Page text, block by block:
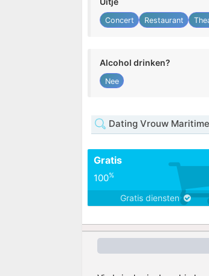
Concert Restaurant
Alcohol drinken?
Nee
Dating Vrouw Maritime
Gratis
100%
Gratis diensten